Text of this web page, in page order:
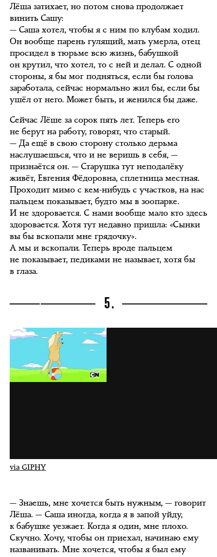
Лёша затихает, но потом снова продолжает
винить Сашу:
— Саша хотел, чтобы я с ним по клубам ходил.
Он вообще парень гулящий, мать умерла, отец
просидел в тюрьме всю жизнь, бабушкой
он крутил, что хотел, то с ней и делал. С одной
стороны, я бы мог подняться, если бы голова
заработала, сейчас нормально жил бы, если бы
ушёл от него. Может быть, и женился бы даже.
Сейчас Лёше за сорок пять лет. Теперь его
не берут на работу, говорят, что старый.
— Да ещё в свою сторону столько дерьма
наслушаешься, что и не веришь в себя, —
признаётся он. — Старушка тут неподалёку
живёт, Евгения Фёдоровна, сплетница местная.
Проходит мимо с кем-нибудь с участков, на нас
пальцем показывает, будто мы в зоопарке.
И не здоровается. С нами вообще мало кто здесь
здоровается. Хотя тут недавно пришла: «Сынки
вы бы вскопали мне грядочку».
А мы и вскопали. Теперь вроде пальцем
не показывает, педиками не называет, хотя бы
в глаза.
5.
via GIPHY
— Знаешь, мне хочется быть нужным, — говорит
Лёша. — Саша иногда, когда я в запой уйду,
к бабушке уезжает. Когда я один, мне плохо.
Скучно. Хочу, чтобы он приехал, начинаю ему
названивать. Мне хочется, чтобы я был ему